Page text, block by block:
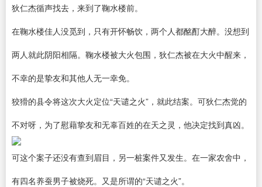
狄仁杰循声找去，来到了鞠水楼前。
在鞠水楼佳人没觅到，只有开怀畅饮，两个人都酩酊大醉。没想到
两人就此阴阳相隔。鞠水楼被大火包围，狄仁杰被在大火中醒来，
不幸的是挚友和其他人无一幸免。
狡猾的县令将这次大火定位“天谴之火”，就此结案。可狄仁杰觉的
不对呀，为了慰藉挚友和无辜百姓的在天之灵，他决定找到真凶。
可这个案子还没有查到眉目，另一桩案件又发生。在一家农舍中，
有四名养蚕男子被烧死。又是所谓的“天谴之火”。